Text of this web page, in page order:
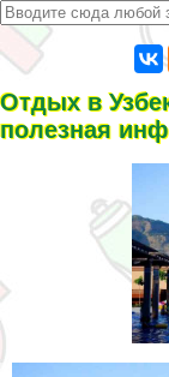
Отдых в
полезная